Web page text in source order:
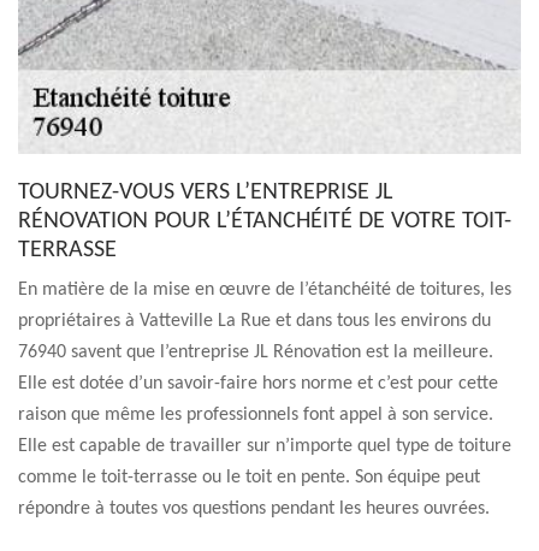
TOURNEZ-VOUS VERS L’ENTREPRISE JL
RÉNOVATION POUR L’ÉTANCHÉITÉ DE VOTRE TOIT-
TERRASSE
En matière de la mise en œuvre de l’étanchéité de toitures, les
propriétaires à Vatteville La Rue et dans tous les environs du
76940 savent que l’entreprise JL Rénovation est la meilleure.
Elle est dotée d’un savoir-faire hors norme et c’est pour cette
raison que même les professionnels font appel à son service.
Elle est capable de travailler sur n’importe quel type de toiture
comme le toit-terrasse ou le toit en pente. Son équipe peut
répondre à toutes vos questions pendant les heures ouvrées.